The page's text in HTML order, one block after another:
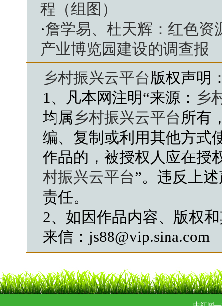
程（组图）
·詹学易、杜天辉：红色
产业博览园建设的调查报
乡村振兴云平台版权声明
1、凡本网注明“来源： 乡
均属 乡村振兴云平台所有
编、复制或利用其他方式
作品的，被授权人应在授
村振兴云平台”。违反上
责任。
2、如因作品内容、版权
来信：js88@vip.sina.com